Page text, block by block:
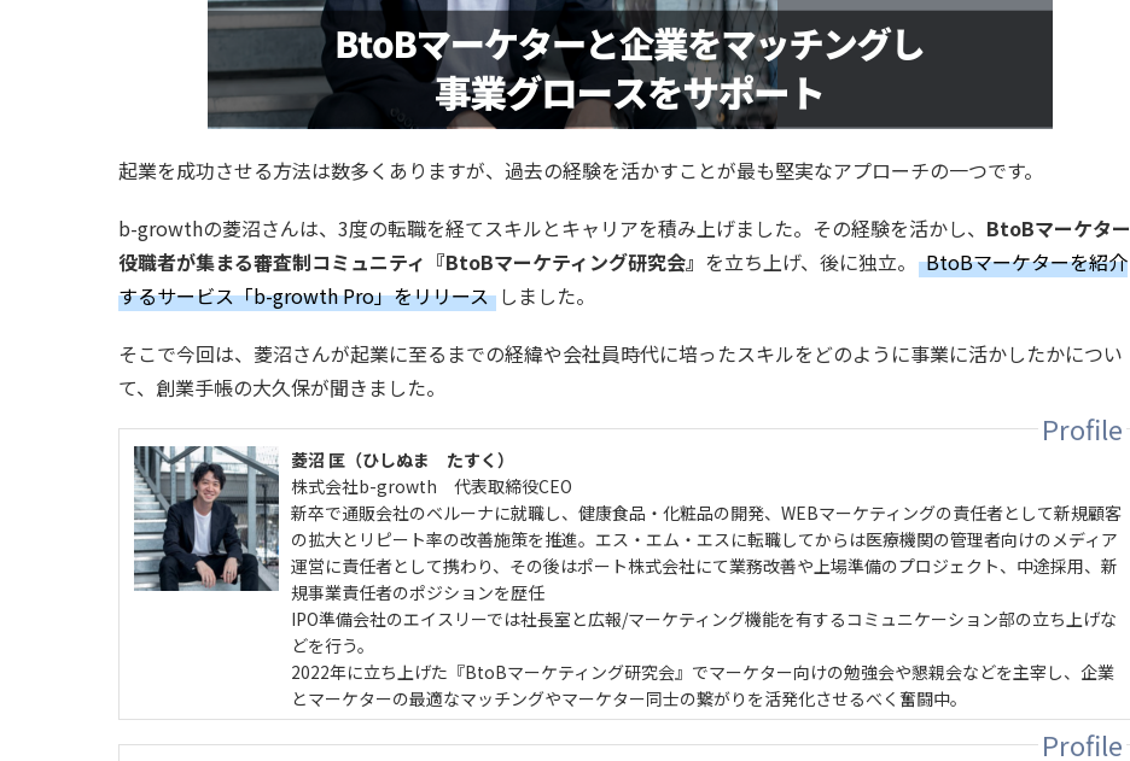
起業を成功させる方法は数多くありますが、過去の経験を活かすことが最も堅実なアプローチの一つです。
b-growthの菱沼さんは、3度の転職を経てスキルとキャリアを積み上げました。その経験を活かし、 BtoBマーケター
役職者が集まる審査制コミュニティ『BtoBマーケティング研究会』 を立ち上げ、後に独立。
BtoBマーケターを紹介
するサービス「b-growth Pro」をリリース しました。
そこで今回は、菱沼さんが起業に至るまでの経緯や会社員時代に培ったスキルをどのように事業に活かしたかについ
て、創業手帳の大久保が聞きました。
菱沼 匡（ひしぬま たすく）
株式会社b-growth 代表取締役CEO
新卒で通販会社のベルーナに就職し、健康食品・化粧品の開発、WEBマーケティングの責任者として新規顧客
の拡大とリピート率の改善施策を推進。エス・エム・エスに転職してからは医療機関の管理者向けのメディア
運営に責任者として携わり、その後はポート株式会社にて業務改善や上場準備のプロジェクト、中途採用、新
規事業責任者のポジションを歴任
IPO準備会社のエイスリーでは社長室と広報/マーケティング機能を有するコミュニケーション部の立ち上げな
どを行う。
2022年に立ち上げた『BtoBマーケティング研究会』でマーケター向けの勉強会や懇親会などを主宰し、企業
とマーケターの最適なマッチングやマーケター同士の繋がりを活発化させるべく奮闘中。